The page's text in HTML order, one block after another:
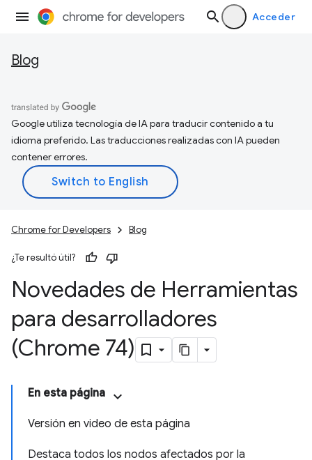
Acceder
Blog
Google utiliza tecnología de IA para traducir contenido a tu
idioma preferido. Las traducciones realizadas con IA pueden
contener errores.
Chrome for Developers Blog
¿Te resultó útil?
Novedades de Herramientas
para desarrolladores
(Chrome 74)
En esta página
Versión en video de esta página
Destaca todos los nodos afectados por la